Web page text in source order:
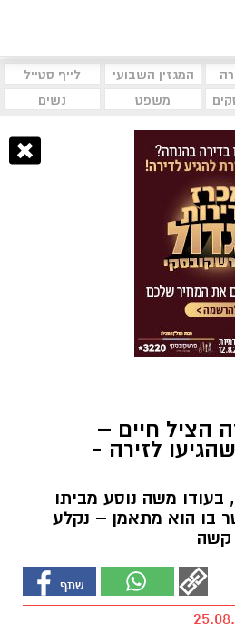
המגזין השבועי
לייף סטייל
משפט נשים
הציל חיים –
לזירה -
בעודו משה נוסע מביתו
בו הוא מתאמן – נקלע
קשה